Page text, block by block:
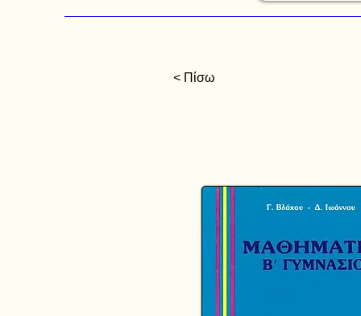
< Πίσω